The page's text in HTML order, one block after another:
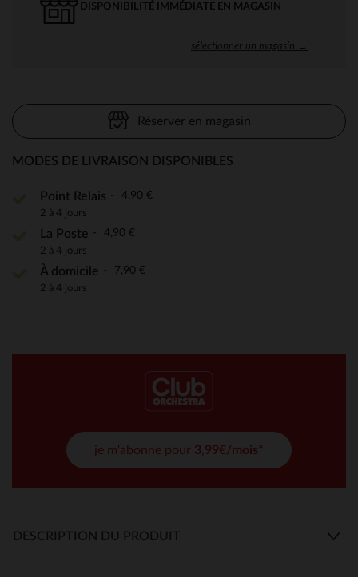
DISPONIBILITÉ IMMÉDIATE EN MAGASIN
sélectionner un magasin →
Réserver en magasin
MODES DE LIVRAISON DISPONIBLES
Point Relais 4,90 €
2 à 4 jours
La Poste 4,90 €
2 à 4 jours
À domicile 7,90 €
2 à 4 jours
je m'abonne pour 3,99€/mois*
DESCRIPTION DU PRODUIT